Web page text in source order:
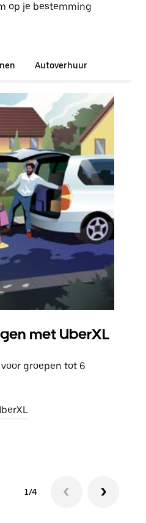
op je bestemming
Autoverhuur
met UberXL
groepen tot 6
1/4